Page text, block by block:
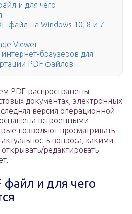
и для чего
файл на Windows 10, 8 и 7
Viewer
браузеров для
PDF файлов
PDF распространены
документах, электронных
версия операционной
встроенными
позволяют просматривать
вопроса, какими
редактировать
файл и для чего